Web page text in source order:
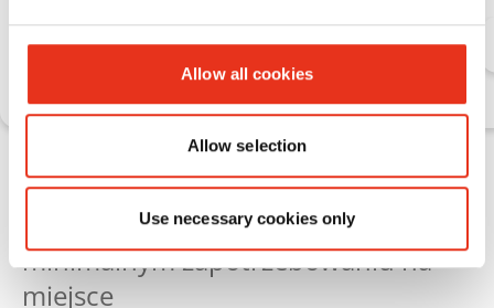
Allow all cookies
Allow selection
Use necessary cookies only
Dowiedz się więcej
Pionowe prasy belujące HSM V‑Press
do dużych ilości materiału przy
minimalnym zapotrzebowaniu na
miejsce